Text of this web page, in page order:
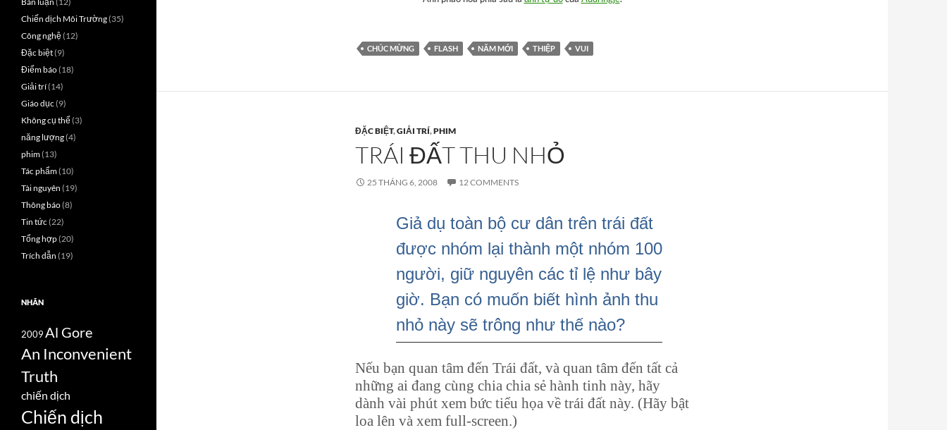
CHÚC MỪNG FLASH NĂM MỚI THIỆP VUI
ĐẶC BIỆT,GIẢI TRÍ,PHIM
TRÁI ĐẤT THU NHỎ
25 THÁNG 6, 2008 12 COMMENTS
Giả dụ toàn bộ cư dân trên trái đất
được nhóm lại thành một nhóm 100
người, giữ nguyên các tỉ lệ như bây
giờ. Bạn có muốn biết hình ảnh thu
nhỏ này sẽ trông như thế nào?
Nếu bạn quan tâm đến Trái đất, và quan tâm đến tất cả
những ai đang cùng chia chia sẻ hành tinh này, hãy
dành vài phút xem bức tiểu họa về trái đất này. (Hãy bật
loa lên và xem full-screen.)
Chiến dịch Môi Trường(35)
Công nghệ (12)
Đặc biệt(9)
Điểm báo(18)
Giải trí(14)
Giáo dục (9)
Không cụ thể (3)
năng lượng(4)
phim(13)
Tác phẩm(10)
Tài nguyên (19)
Thông báo(8)
Tin tức (22)
Tổng hợp(20)
Trích dẫn (19)
NHÃN
2009Al Gore
An Inconvenient
Truth
chiến dịch
Chiến dịch